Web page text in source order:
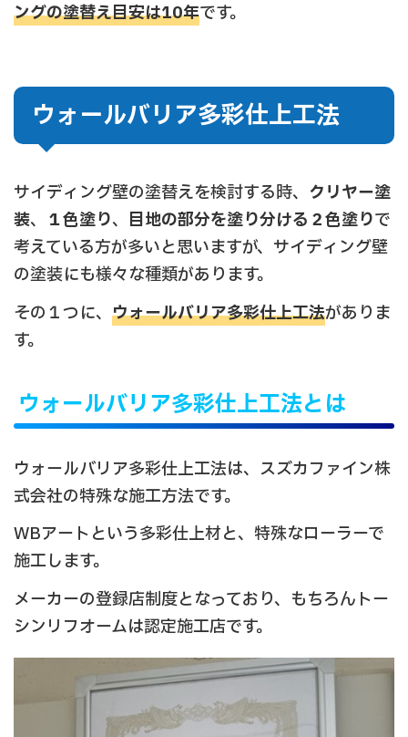
ングの塗替え目安は10年です。
ウォールバリア多彩仕上工法
サイディング壁の塗替えを検討する時、 クリヤー塗
装、 １色塗り、 目地の部分を塗り分ける２色塗りで
考えている方が多いと思いますが、サイディング壁
の塗装にも様々な種類があります。
その１つに、 ウォールバリア多彩仕上工法がありま
す。
ウォールバリア多彩仕上工法とは
ウォールバリア多彩仕上工法は、スズカファイン株
式会社の特殊な施工方法です。
WBアートという多彩仕上材と、特殊なローラーで
施工します。
メーカーの登録店制度となっており、もちろんトー
シンリフオームは認定施工店です。